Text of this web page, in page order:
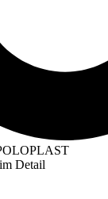
im Detail